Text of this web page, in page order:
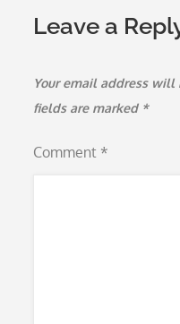
Leave a
Your email address
fields are marked *
Comment *